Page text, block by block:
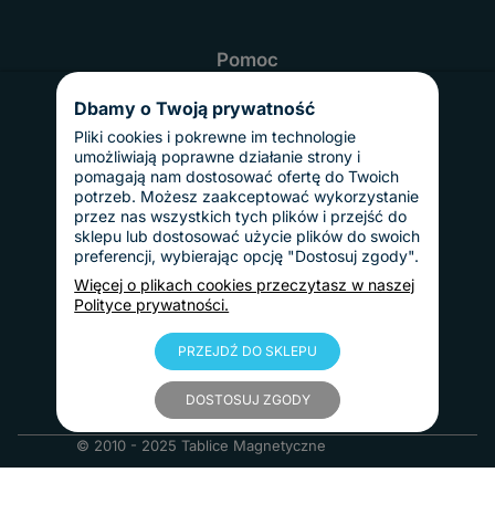
Pomoc
Odbiór osobisty
Twoje konto
Informacje
Regulamin
Reklamacje i zwroty
Gwarancja
Polityka prywatności
Dostawy i płatności
Koszty dostawy
Sposoby płatności
O nas
Kontakt
Informacje o firmie
Blog
© 2010 - 2025 Tablice Magnetyczne
Dbamy o Twoją prywatność
Pliki cookies i pokrewne im technologie
umożliwiają poprawne działanie strony i
pomagają nam dostosować ofertę do Twoich
potrzeb. Możesz zaakceptować wykorzystanie
przez nas wszystkich tych plików i przejść do
sklepu lub dostosować użycie plików do swoich
preferencji, wybierając opcję "Dostosuj zgody".
Więcej o plikach cookies przeczytasz w naszej
Polityce prywatności.
PRZEJDŹ DO SKLEPU
DOSTOSUJ ZGODY